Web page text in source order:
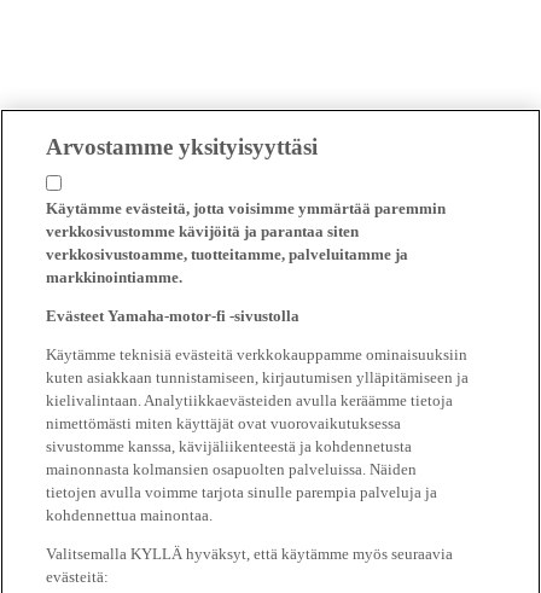
Arvostamme yksityisyyttäsi
Käytämme evästeitä, jotta voisimme ymmärtää paremmin
verkkosivustomme kävijöitä ja parantaa siten
verkkosivustoamme, tuotteitamme, palveluitamme ja
markkinointiamme.
Evästeet Yamaha-motor-fi -sivustolla
Käytämme teknisiä evästeitä verkkokauppamme ominaisuuksiin
kuten asiakkaan tunnistamiseen, kirjautumisen ylläpitämiseen ja
kielivalintaan. Analytiikkaevästeiden avulla keräämme tietoja
nimettömästi miten käyttäjät ovat vuorovaikutuksessa
sivustomme kanssa, kävijäliikenteestä ja kohdennetusta
mainonnasta kolmansien osapuolten palveluissa. Näiden
tietojen avulla voimme tarjota sinulle parempia palveluja ja
kohdennettua mainontaa.
Valitsemalla KYLLÄ hyväksyt, että käytämme myös seuraavia
evästeitä: